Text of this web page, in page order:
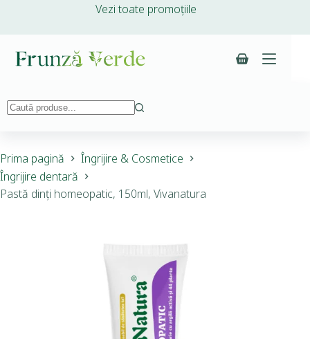
Vezi toate promoțiile
Prima pagină
Îngrijire & Cosmetice
Îngrijire dentară
Pastă dinți homeopatic, 150ml, Vivanatura